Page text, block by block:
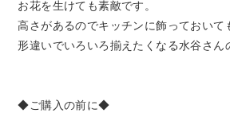
お花を生けても素敵です。
高さがあるのでキッチンに飾っておいて
形違いでいろいろ揃えたくなる水谷さん
◆ご購入の前に◆